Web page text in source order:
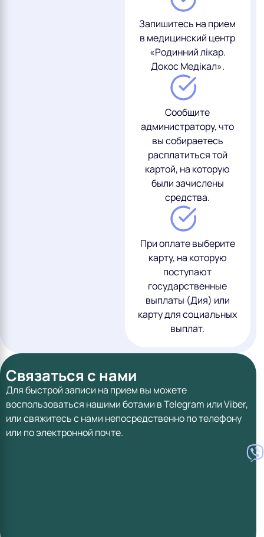
Запишитесь на прием
в медицинский центр
«Родинний лікар.
Докос Медікал».
Сообщите
администратору, что
вы собираетесь
расплатиться той
картой, на которую
были зачислены
средства.
При оплате выберите
карту, на которую
поступают
государственные
выплаты (Дия) или
карту для социальных
выплат.
Связаться с нами
Для быстрой записи на прием вы можете
воспользоваться нашими ботами в Telegram или Viber,
или свяжитесь с нами непосредственно по телефону
или по электронной почте.